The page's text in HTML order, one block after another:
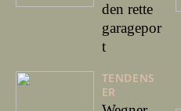
den rette
garagepor
t
TENDENS
ER